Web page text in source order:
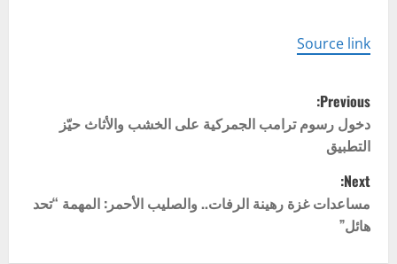
Source link
P
o
s
t
n
Previous:
دخول رسوم ترامب الجمركية على الخشب والأثاث حيّز
التطبيق
Next:
مساعدات غزة رهينة الرفات.. والصليب الأحمر: المهمة “تحد
هائل”